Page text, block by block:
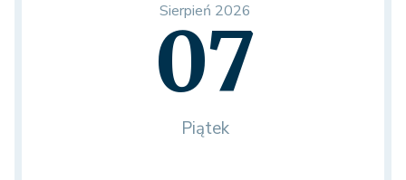
Sierpień 2026
07
Piątek